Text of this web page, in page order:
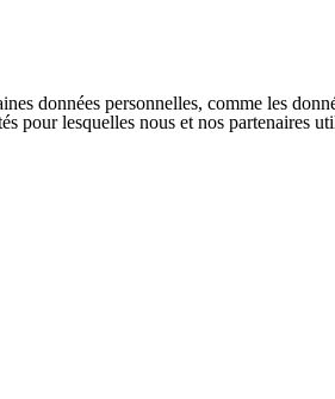
données personnelles, comme les
pour lesquelles nous et nos